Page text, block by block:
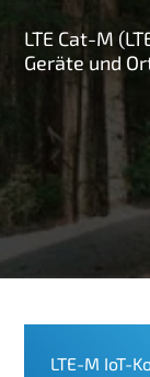
LTE Cat-M
Geräte und
LTE-M IoT-